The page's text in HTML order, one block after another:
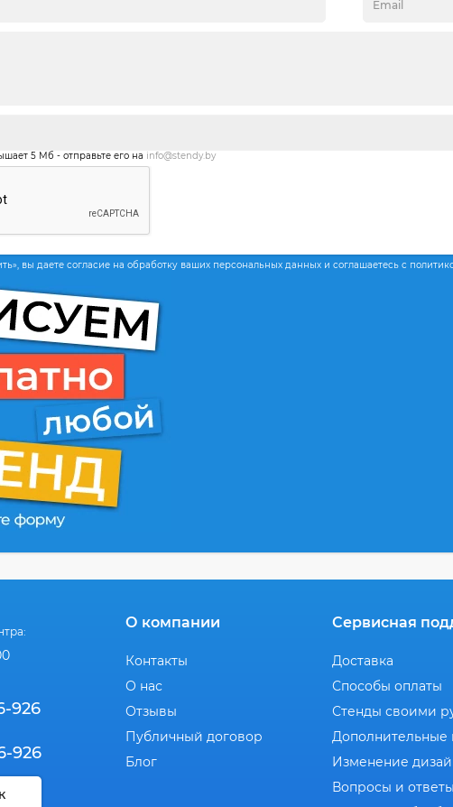
5 Мб - отправьте его на info@stendy.by
вы даете согласие на обработку ваших персональных данных и соглашаетесь с
926
926
О компании
Контакты
О нас
Отзывы
Публичный договор
Блог
Сервисная
Доставка
Способы оплаты
Стенды своими
Дополнительные
Изменение
Вопросы и ответы